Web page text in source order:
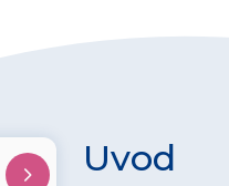
Uvod